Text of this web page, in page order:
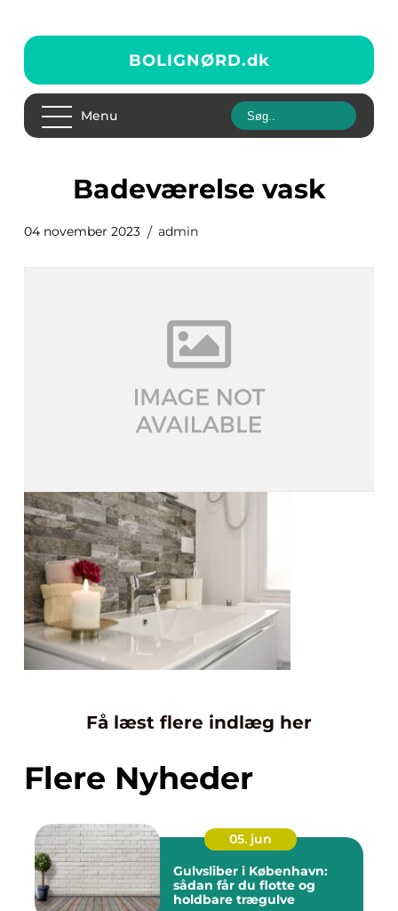
BOLIGNØRD.dk
Menu
badeværelse vask
04 november 2023 admin
Få læst flere indlæg her
Flere Nyheder
05. jun
Gulvsliber i København:
sådan får du flotte og
holdbare trægulve